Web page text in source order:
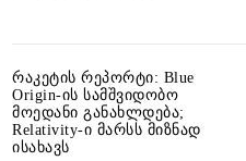
რაკეტის რეპორტი: Blue
Origin-ის სამშვიდობო
მოედანი განახლდება;
Relativity-ი მარსს მიზნად
ისახავს